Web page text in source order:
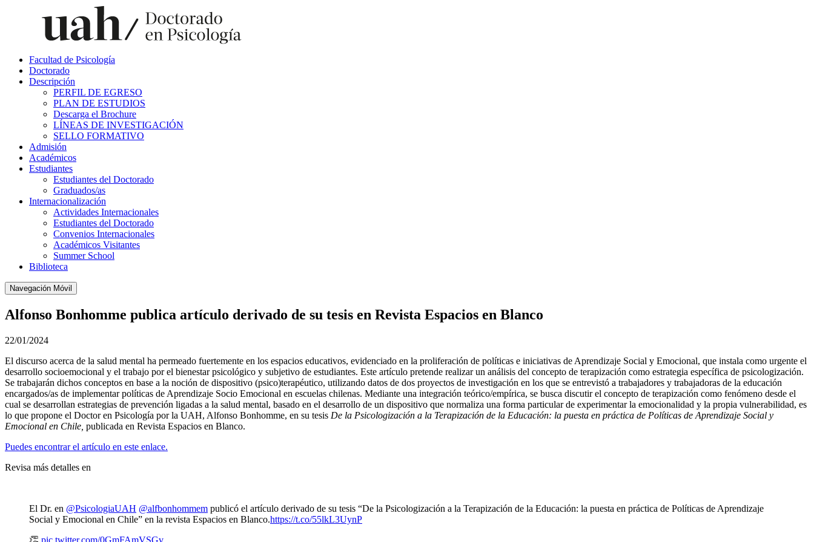
Facultad de Psicología
Doctorado
Descripción
PERFIL DE EGRESO
PLAN DE ESTUDIOS
Descarga el Brochure
LÍNEAS DE INVESTIGACIÓN
SELLO FORMATIVO
Admisión
Académicos
Estudiantes
Estudiantes del Doctorado
Graduados/as
Internacionalización
Actividades Internacionales
Estudiantes del Doctorado
Convenios Internacionales
Académicos Visitantes
Summer School
Biblioteca
Navegación Móvil
Alfonso Bonhomme publica artículo derivado de su tesis en Revista Espacios en Blanco
22/01/2024
El discurso acerca de la salud mental ha permeado fuertemente en los espacios educativos, evidenciado en la proliferación de políticas e iniciativas de Aprendizaje Social y Emocional, que instala como urgente el
desarrollo socioemocional y el trabajo por el bienestar psicológico y subjetivo de estudiantes. Este artículo pretende realizar un análisis del concepto de terapización como estrategia específica de psicologización.
Se trabajarán dichos conceptos en base a la noción de dispositivo (psico)terapéutico, utilizando datos de dos proyectos de investigación en los que se entrevistó a trabajadores y trabajadoras de la educación
encargados/as de implementar políticas de Aprendizaje Socio Emocional en escuelas chilenas. Mediante una integración teórico/empírica, se busca discutir el concepto de terapización como fenómeno desde el
cual se desarrollan estrategias de prevención ligadas a la salud mental, basado en el desarrollo de un dispositivo que normaliza una forma particular de experimentar la emocionalidad y la propia vulnerabilidad, es
lo que propone el Doctor en Psicología por la UAH, Alfonso Bonhomme, en su tesis De la Psicologización a la Terapización de la Educación: la puesta en práctica de Políticas de Aprendizaje Social y
Emocional en Chile, publicada en Revista Espacios en Blanco.
Puedes encontrar el artículo en este enlace.
Revisa más detalles en
El Dr. en @PsicologiaUAH @alfbonhommem publicó el artículo derivado de su tesis “De la Psicologización a la Terapización de la Educación: la puesta en práctica de Políticas de Aprendizaje
Social y Emocional en Chile” en la revista Espacios en Blanco.https://t.co/55lkL3UynP
👏 pic.twitter.com/0GmFAmVSGv